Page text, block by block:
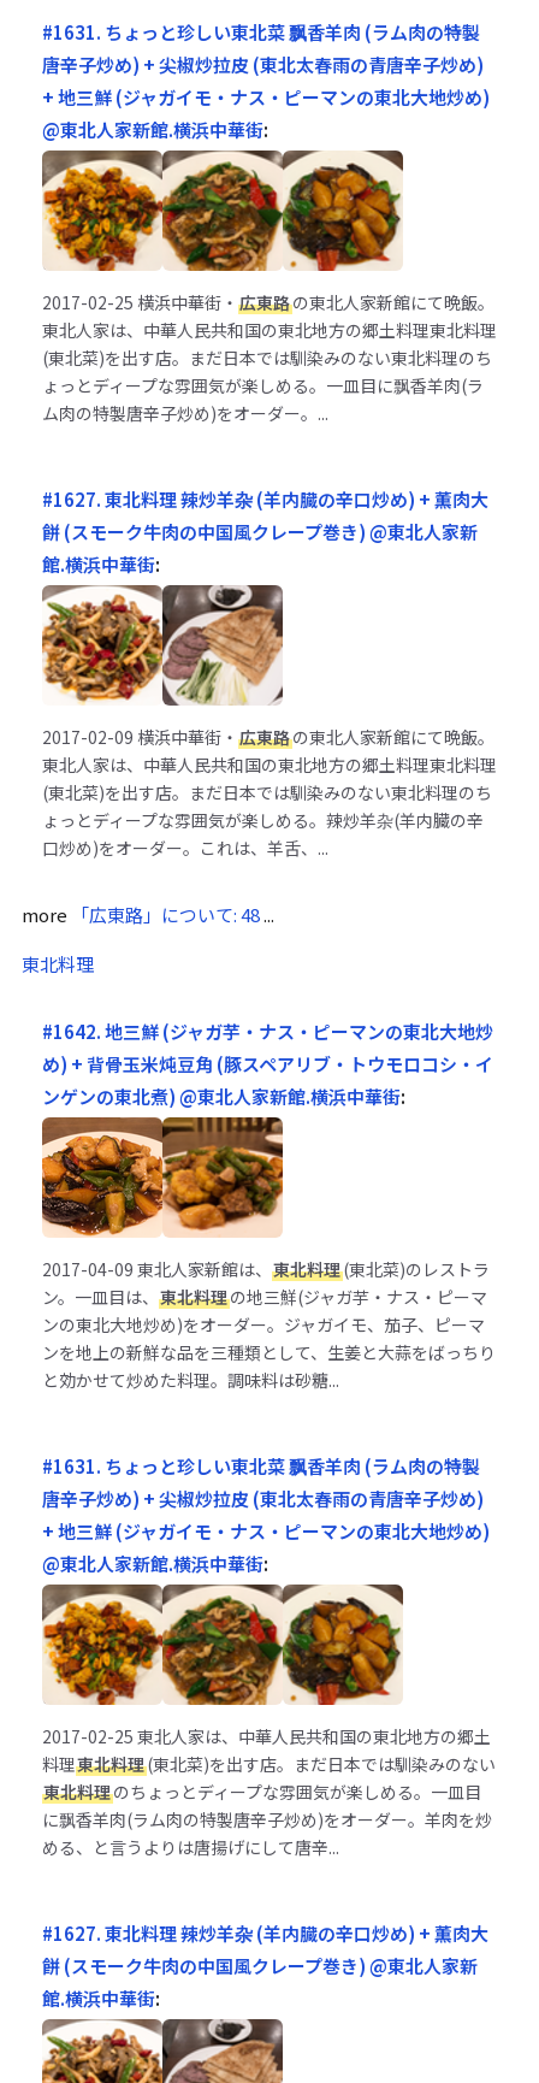
#1631. ちょっと珍しい東北菜 飘香羊肉 (ラム肉の特製
唐辛子炒め) + 尖椒炒拉皮 (東北太春雨の青唐辛子炒め)
+ 地三鮮 (ジャガイモ・ナス・ピーマンの東北大地炒め)
@東北人家新館.横浜中華街:
2017-02-25 横浜中華街・ 広東路の東北人家新館にて晩飯。
東北人家は、中華人民共和国の東北地方の郷土料理東北料理
(東北菜)を出す店。まだ日本では馴染みのない東北料理のち
ょっとディープな雰囲気が楽しめる。一皿目に飘香羊肉(ラ
ム肉の特製唐辛子炒め)をオーダー。...
#1627. 東北料理 辣炒羊杂 (羊内臓の辛口炒め) + 薫肉大
餅 (スモーク牛肉の中国風クレープ巻き) @東北人家新
館.横浜中華街:
2017-02-09 横浜中華街・ 広東路の東北人家新館にて晩飯。
東北人家は、中華人民共和国の東北地方の郷土料理東北料理
(東北菜)を出す店。まだ日本では馴染みのない東北料理のち
ょっとディープな雰囲気が楽しめる。辣炒羊杂(羊内臓の辛
口炒め)をオーダー。これは、羊舌、...
more 「広東路」について: 48...
東北料理
#1642. 地三鮮 (ジャガ芋・ナス・ピーマンの東北大地炒
め) + 背骨玉米炖豆角 (豚スペアリブ・トウモロコシ・イ
ンゲンの東北煮) @東北人家新館.横浜中華街:
2017-04-09 東北人家新館は、 東北料理(東北菜)のレストラ
ン。一皿目は、 東北料理の地三鮮(ジャガ芋・ナス・ピーマ
ンの東北大地炒め)をオーダー。ジャガイモ、茄子、ピーマ
ンを地上の新鮮な品を三種類として、生姜と大蒜をばっちり
と効かせて炒めた料理。調味料は砂糖...
#1631. ちょっと珍しい東北菜 飘香羊肉 (ラム肉の特製
唐辛子炒め) + 尖椒炒拉皮 (東北太春雨の青唐辛子炒め)
+ 地三鮮 (ジャガイモ・ナス・ピーマンの東北大地炒め)
@東北人家新館.横浜中華街:
2017-02-25 東北人家は、中華人民共和国の東北地方の郷土
料理東北料理(東北菜)を出す店。まだ日本では馴染みのない
東北料理のちょっとディープな雰囲気が楽しめる。一皿目
に飘香羊肉(ラム肉の特製唐辛子炒め)をオーダー。羊肉を炒
める、と言うよりは唐揚げにして唐辛...
#1627. 東北料理 辣炒羊杂 (羊内臓の辛口炒め) + 薫肉大
餅 (スモーク牛肉の中国風クレープ巻き) @東北人家新
館.横浜中華街: